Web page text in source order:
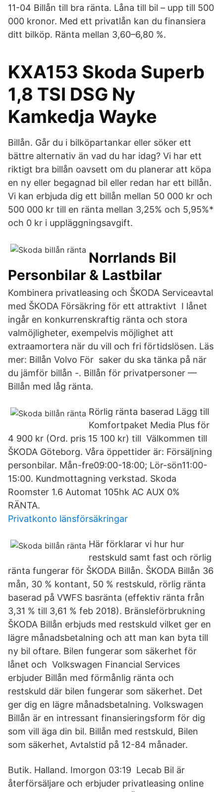
11-04 Billån till bra ränta. Låna till bil – upp till 500
000 kronor. Med ett privatlån kan du finansiera
ditt bilköp. Ränta mellan 3,60–6,80 %.
KXA153 Skoda Superb
1,8 TSI DSG Ny
Kamkedja Wayke
Billån. Går du i bilköpartankar eller söker ett
bättre alternativ än vad du har idag? Vi har ett
riktigt bra billån oavsett om du planerar att köpa
en ny eller begagnad bil eller redan har ett billån.
Vi kan erbjuda dig ett billån mellan 50 000 kr och
500 000 kr till en ränta mellan 3,25% och 5,95%*
och 0 kr i uppläggningsavgift.
Norrlands Bil
Personbilar & Lastbilar
Kombinera privatleasing och ŠKODA Serviceavtal
med ŠKODA Försäkring för ett attraktivt I lånet
ingår en konkurrenskraftig ränta och stora
valmöjligheter, exempelvis möjlighet att
extraamortera när du vill och fri förtidslösen. Läs
mer: Billån Volvo För saker du ska tänka på när
du jämför billån -. Billån för privatpersoner —
Billån med låg ränta.
Rörlig ränta baserad Lägg till
Komfortpaket Media Plus för
4 900 kr (Ord. pris 15 100 kr) till Välkommen till
ŠKODA Göteborg. Våra öppettider är: Försäljning
personbilar. Mån-fre09:00-18:00; Lör-sön11:00-
15:00. Kundmottagning verkstad. Skoda
Roomster 1.6 Automat 105hk AC AUX 0%
RÄNTA.
Privatkonto länsförsäkringar
Här förklarar vi hur hur
restskuld samt fast och rörlig
ränta fungerar för ŠKODA Billån. ŠKODA Billån 36
mån, 30 % kontant, 50 % restskuld, rörlig ränta
baserad på VWFS basränta (effektiv ränta från
3,31 % till 3,61 % feb 2018). Bränsleförbrukning
ŠKODA Billån erbjuds med restskuld vilket ger en
lägre månadsbetalning och att man kan byta till
ny bil oftare. Bilen fungerar som säkerhet för
lånet och Volkswagen Financial Services
erbjuder Billån med förmånlig ränta och
restskuld där bilen fungerar som säkerhet. Det
ger dig en lägre månadsbetalning. Volkswagen
Billån är en intressant finansieringsform för dig
som vill äga din bil. Billån med restskuld, Bilen
som säkerhet, Avtalstid på 12-84 månader.
Butik. Halland. Imorgon 03:19 Lecab Bil är
återförsäljare och erbjuder privatleasing online